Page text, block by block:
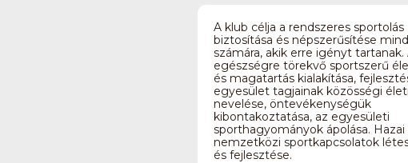
A klub célja a rendszeres sportolás
biztosítása és népszerűsítése
számára, akik erre igényt tartanak.
egészségre törekvő sportszerű
és magatartás kialakítása,
egyesület tagjainak közösségi
nevelése, öntevékenységük
kibontakoztatása, az egyesületi
sporthagyományok ápolása. Hazai
nemzetközi sportkapcsolatok
és fejlesztése.